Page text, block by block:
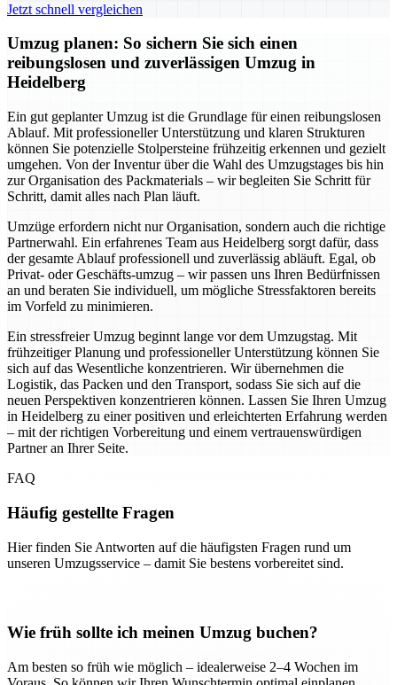
Jetzt schnell vergleichen
Umzug planen: So sichern Sie sich einen
reibungslosen und zuverlässigen Umzug in
Heidelberg
Ein gut geplanter Umzug ist die Grundlage für einen reibungslosen
Ablauf. Mit professioneller Unterstützung und klaren Strukturen
können Sie potenzielle Stolpersteine frühzeitig erkennen und gezielt
umgehen. Von der Inventur über die Wahl des Umzugstages bis hin
zur Organisation des Packmaterials – wir begleiten Sie Schritt für
Schritt, damit alles nach Plan läuft.
Umzüge erfordern nicht nur Organisation, sondern auch die richtige
Partnerwahl. Ein erfahrenes Team aus Heidelberg sorgt dafür, dass
der gesamte Ablauf professionell und zuverlässig abläuft. Egal, ob
Privat- oder Geschäfts-umzug – wir passen uns Ihren Bedürfnissen
an und beraten Sie individuell, um mögliche Stressfaktoren bereits
im Vorfeld zu minimieren.
Ein stressfreier Umzug beginnt lange vor dem Umzugstag. Mit
frühzeitiger Planung und professioneller Unterstützung können Sie
sich auf das Wesentliche konzentrieren. Wir übernehmen die
Logistik, das Packen und den Transport, sodass Sie sich auf die
neuen Perspektiven konzentrieren können. Lassen Sie Ihren Umzug
in Heidelberg zu einer positiven und erleichterten Erfahrung werden
– mit der richtigen Vorbereitung und einem vertrauenswürdigen
Partner an Ihrer Seite.
FAQ
Häufig gestellte Fragen
Hier finden Sie Antworten auf die häufigsten Fragen rund um
unseren Umzugsservice – damit Sie bestens vorbereitet sind.
Wie früh sollte ich meinen Umzug buchen?
Am besten so früh wie möglich – idealerweise 2–4 Wochen im